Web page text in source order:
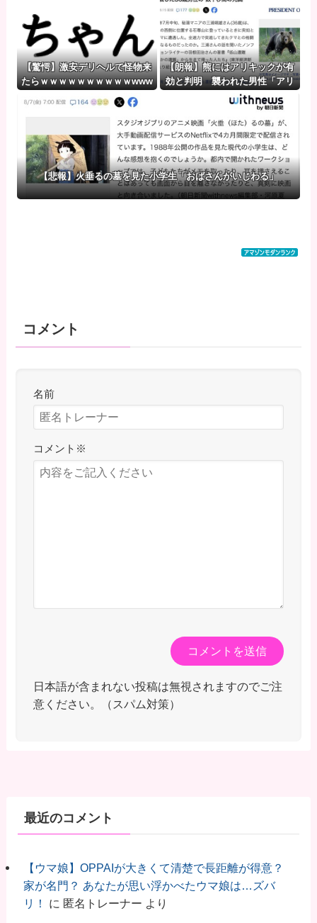
【驚愕】激安デリヘルで怪物来
たらｗｗｗｗｗｗｗｗｗｗwww
【朗報】熊にはアリキックが有
効と判明 襲われた男性「アリ
キックで追っ払った」
【悲報】火垂るの墓を見た小学生「おばさんがいじわる」
コメント
名前
コメント ※
日本語が含まれない投稿は無視されますのでご注
意ください。（スパム対策）
最近のコメント
【ウマ娘】OPPAIが大きくて清楚で長距離が得意？
家が名門？ あなたが思い浮かべたウマ娘は…ズバ
リ！
に 匿名トレーナー より